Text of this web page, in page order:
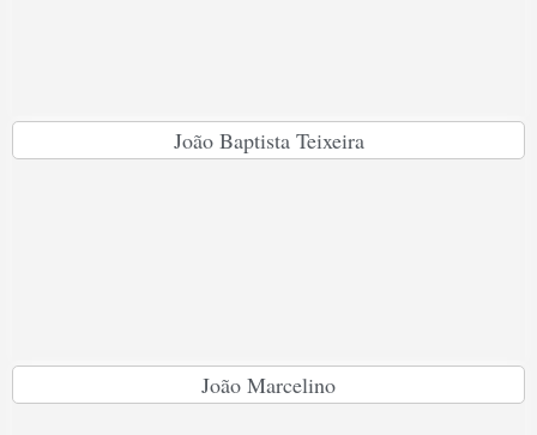
João Baptista Teixeira
João Marcelino